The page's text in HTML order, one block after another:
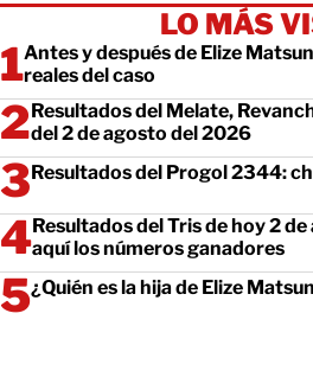
LO MÁS
Antes y después de Elize
reales del caso
Resultados del Melate,
del 2 de agosto del 2026
Resultados del Progol 2344:
Resultados del Tris de hoy 2
aquí los números ganadores
¿Quién es la hija de Elize